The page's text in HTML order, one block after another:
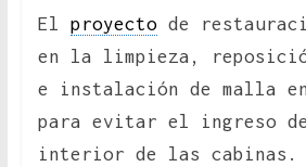
El proyectode
en la limpieza,
e instalación de malla
para evitar el ingreso
interior de las cabinas.